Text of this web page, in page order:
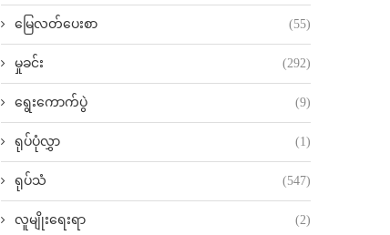
မြေလတ်ပေးစာ (55)
မှုခင်း (292)
ရွေးကောက်ပွဲ (9)
ရုပ်ပုံလွှာ (1)
ရုပ်သံ (547)
လူမျိုးရေးရာ (2)